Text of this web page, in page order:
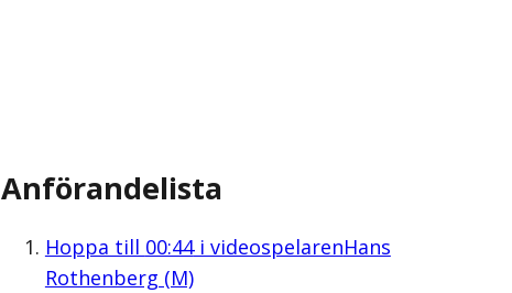
Anförandelista
Hoppa till 00:44i videospelarenHans
Rothenberg (M)